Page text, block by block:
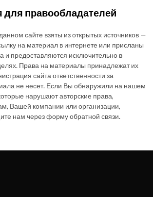
правообладателей
сайте взяты из открытых источников —
на материал в интернете или присланы
и предоставляются исключительно в
Права на материалы принадлежат их
сайта ответственности за
не несет. Если Вы обнаружили на нашем
нарушают авторские права,
Вашей компании или организации,
нам через форму обратной связи.